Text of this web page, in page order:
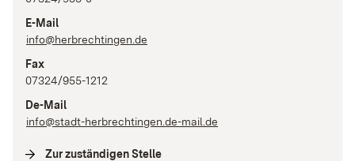
E-Mail
info@herbrechtingen.de
Fax
07324/955-1212
De-Mail
info@stadt-herbrechtingen.de-mail.de
Zur zuständigen Stelle